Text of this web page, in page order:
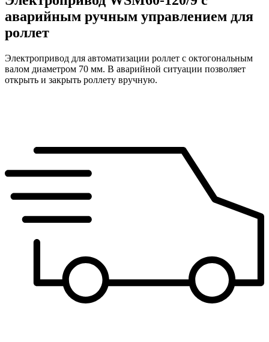
аварийным ручным управлением для
роллет
Электропривод для автоматизации роллет с октогональным
валом диаметром 70 мм. В аварийной ситуации позволяет
открыть и закрыть роллету вручную.